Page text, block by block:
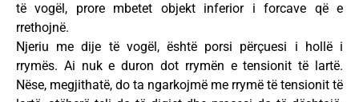
të vogël, prore mbetet objekt inferior i forcave që e
rrethojnë.
Njeriu me dije të vogël, është porsi përçuesi i hollë i
rrymës. Ai nuk e duron dot rrymën e tensionit të lartë.
Nëse, megjithatë, do ta ngarkojmë me rrymë të tensionit të